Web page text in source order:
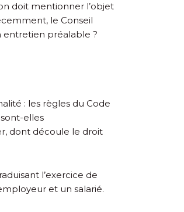
doit mentionner l’objet
le Conseil
entretien préalable ?
: les règles du Code
elles
dont découle le droit
l’exercice de
et un salarié.